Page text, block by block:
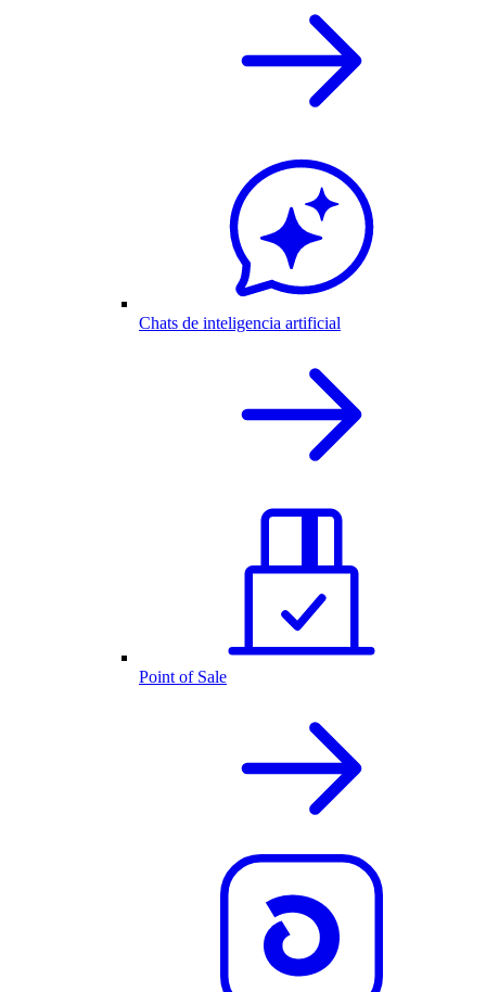
Chats de inteligencia artificial
Point of Sale